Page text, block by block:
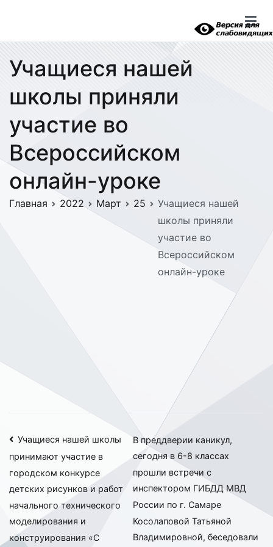
Учащиеся нашей
школы приняли
участие во
Всероссийском
онлайн-уроке
Главная 2022 Март 25
Учащиеся нашей
школы приняли
участие во
Всероссийском
онлайн-уроке
Навигация
по
записям
Учащиеся нашей школы
принимают участие в
городском конкурсе
детских рисунков и работ
начального технического
моделирования и
конструирования «С
В преддверии каникул,
сегодня в 6-8 классах
прошли встречи с
инспектором ГИБДД МВД
России по г. Самаре
Косолаповой Татьяной
Владимировной, беседовали